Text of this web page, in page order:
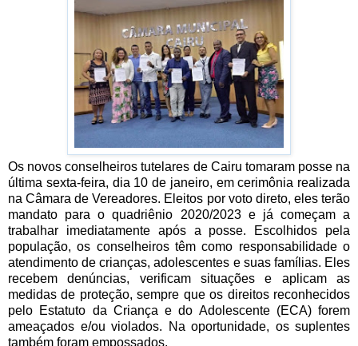
Os novos conselheiros tutelares de Cairu tomaram posse na
última sexta-feira, dia 10 de janeiro, em cerimônia realizada
na Câmara de Vereadores. Eleitos por voto direto, eles terão
mandato para o quadriênio 2020/2023 e já começam a
trabalhar imediatamente após a posse. Escolhidos pela
população, os conselheiros têm como responsabilidade o
atendimento de crianças, adolescentes e suas famílias. Eles
recebem denúncias, verificam situações e aplicam as
medidas de proteção, sempre que os direitos reconhecidos
pelo Estatuto da Criança e do Adolescente (ECA) forem
ameaçados e/ou violados. Na oportunidade, os suplentes
também foram empossados.